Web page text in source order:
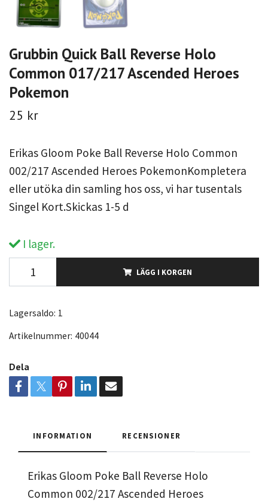
Grubbin Quick Ball Reverse Holo
Common 017/217 Ascended Heroes
Pokemon
25 kr
Erikas Gloom Poke Ball Reverse Holo Common
002/217 Ascended Heroes PokemonKompletera
eller utöka din samling hos oss, vi har tusentals
Singel Kort.Skickas 1-5 d
I lager.
LÄGG I KORGEN
Lagersaldo: 1
Artikelnummer: 40044
Dela
INFORMATION RECENSIONER
Erikas Gloom Poke Ball Reverse Holo
Common 002/217 Ascended Heroes